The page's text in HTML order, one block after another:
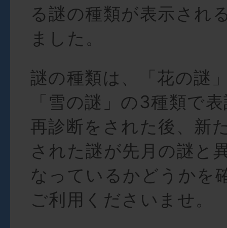
る謎の種類が表示され
ました。
謎の種類は、「花の謎
「雪の謎」の3種類で
再診断をされた後、新
された謎が先月の謎と
なっているかどうかを
ご利用くださいませ。